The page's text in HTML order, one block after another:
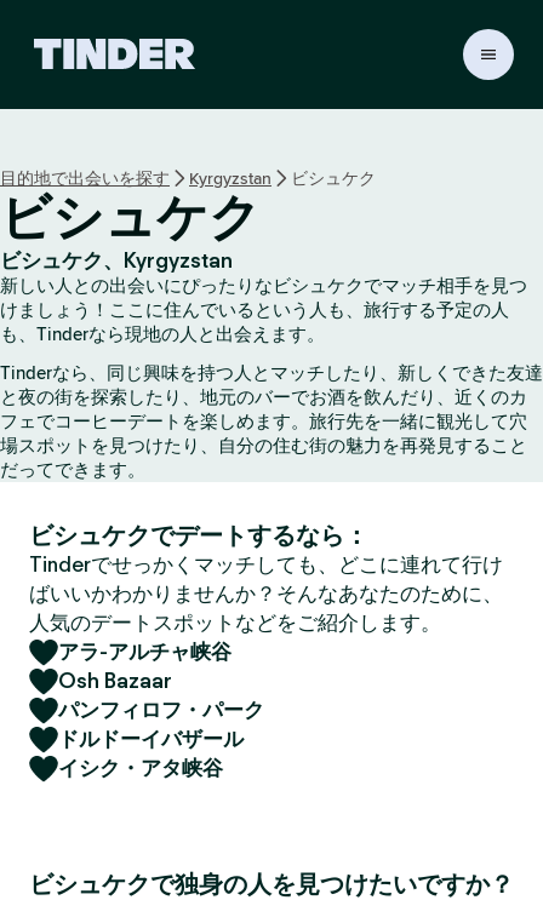
r
ホ
ー
ム
ペ
ー
ジ
目的地で出会いを探す Kyrgyzstan ビシュケク
ビシュケク
ビシュケク、Kyrgyzstan
新しい人との出会いにぴったりなビシュケクでマッチ相手を見つ
けましょう！ここに住んでいるという人も、旅行する予定の人
も、Tinderなら現地の人と出会えます。
Tinderなら、同じ興味を持つ人とマッチしたり、新しくできた友達
と夜の街を探索したり、地元のバーでお酒を飲んだり、近くのカ
フェでコーヒーデートを楽しめます。旅行先を一緒に観光して穴
場スポットを見つけたり、自分の住む街の魅力を再発見すること
だってできます。
ビシュケクでデートするなら：
Tinderでせっかくマッチしても、どこに連れて行け
ばいいかわかりませんか？そんなあなたのために、
人気のデートスポットなどをご紹介します。
アラ-アルチャ峡谷
Osh Bazaar
パンフィロフ・パーク
ドルドーイバザール
イシク・アタ峡谷
ビシュケクで独身の人を見つけたいですか？